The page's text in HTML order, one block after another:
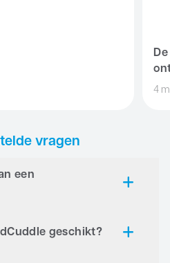
4
vragen
een
geschikt?